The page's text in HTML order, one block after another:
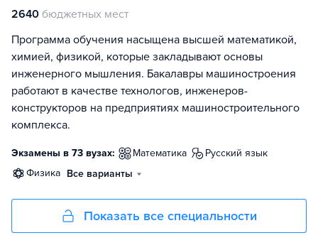
2640 бюджетных мест
Программа обучения насыщена высшей математикой,
химией, физикой, которые закладывают основы
инженерного мышления. Бакалавры машиностроения
работают в качестве технологов, инженеров-
конструкторов на предприятиях машиностроительного
комплекса.
Экзамены в 73 вузах: математика
русский язык
физика Все варианты
Показать все специальности